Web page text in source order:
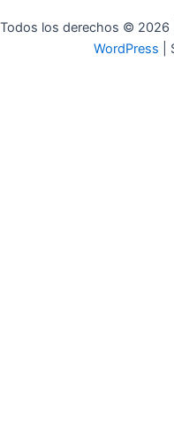
Todos los derechos © 2026
WordPress |